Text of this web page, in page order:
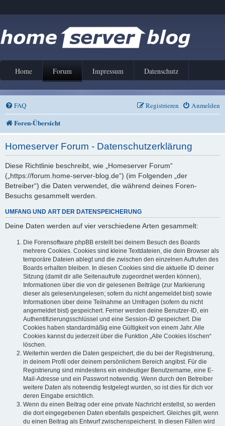
Home Forum Impressum Datenschutz
FAQ Anmelden
Registrieren
Foren-Übersicht
Homeserver Forum - Datenschutzerklärung
Diese Richtlinie beschreibt, wie „Homeserver Forum“
(„https://forum.home-server-blog.de“) (im Folgenden „der
Betreiber“) die Daten verwendet, die während deines Foren-
Besuchs gesammelt werden.
UMFANG UND ART DER DATENSPEICHERUNG
Deine Daten werden auf vier verschiedene Arten gesammelt:
Die Forensoftware phpBB erstellt bei deinem Besuch des Boards
mehrere Cookies. Cookies sind kleine Textdateien, die dein Browser als
temporäre Dateien ablegt und die zwischen den einzelnen Aufrufen des
Boards erhalten bleiben. In diesen Cookies sind die aktuelle ID deiner
Sitzung (damit dir alle Seitenaufrufe zugeordnet werden können),
Informationen über die von dir gelesenen Beiträge (zur Markierung
dieser als gelesen/ungelesen; sofern du nicht angemeldet bist) sowie
Informationen über deine Teilnahme an Umfragen (sofern du nicht
angemeldet bist) gespeichert. Ferner werden deine Benutzer-ID, ein
Authentifizierungsschlüssel und eine Session-ID gespeichert. Die
Cookies haben standardmäßig eine Gültigkeit von einem Jahr. Alle
Cookies kannst du jederzeit über die Funktion „Alle Cookies löschen“
löschen.
Weiterhin werden die Daten gespeichert, die du bei der Registrierung,
in deinem Profil oder deinem persönlichem Bereich angibst. Für die
Registrierung sind mindestens ein eindeutiger Benutzername, eine E-
Mail-Adresse und ein Passwort notwendig. Wenn durch den Betreiber
weitere Daten als notwendig festgelegt wurden, so ist dies für dich vor
deren Eingabe ersichtlich.
Wenn du einen Beitrag oder eine private Nachricht erstellst, so werden
die dort eingegebenen Daten ebenfalls gespeichert. Gleiches gilt, wenn
du einen Beitrag als Entwurf zwischenspeicherst. In diesen Fällen wird